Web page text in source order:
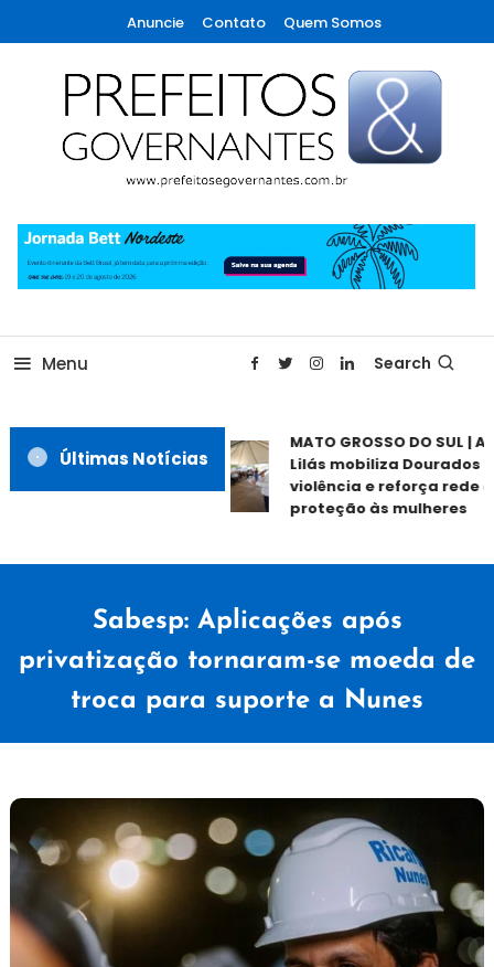
To
Content
Anuncie Contato Quem Somos
Prefeitos & Governantes
Menu Search
Últimas Notícias
MATO GROSSO DO SUL |
Lilás mobiliza Dourados
violência e reforça rede de
proteção às mulheres
Sabesp: Aplicações após
privatização tornaram-se moeda de
troca para suporte a Nunes